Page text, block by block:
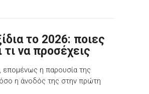
το 2026: ποιες
να προσέχεις
επομένως η παρουσία της
η άνοδός της στην πρώτη